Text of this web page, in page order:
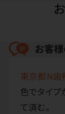
お客
東京都N歯
色でタイプ
て済む。